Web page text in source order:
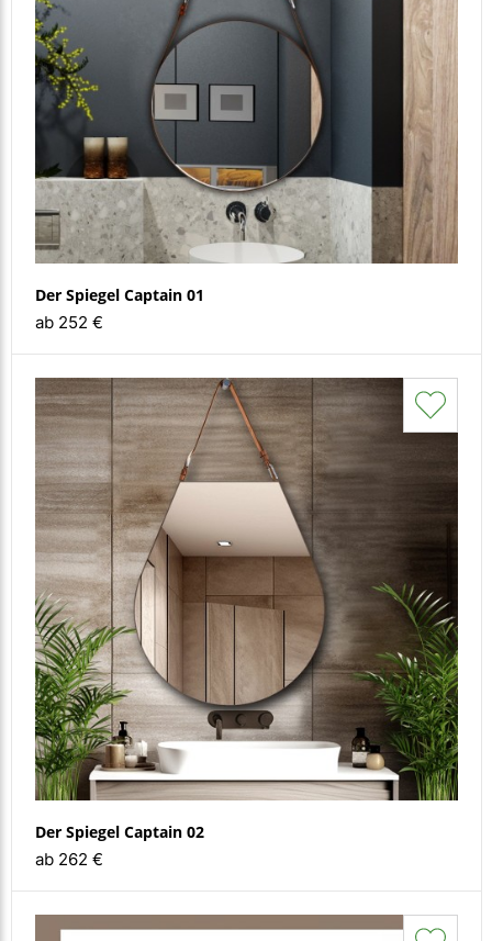
Kontakt
Der Spiegel Captain 01
ab 252 €
Der Spiegel Captain 02
ab 262 €